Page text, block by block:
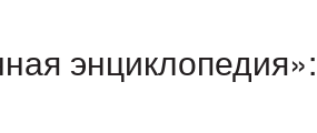
энциклопедия»: